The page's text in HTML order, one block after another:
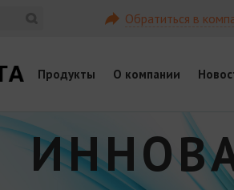
Обратиться в
Продукты О компании